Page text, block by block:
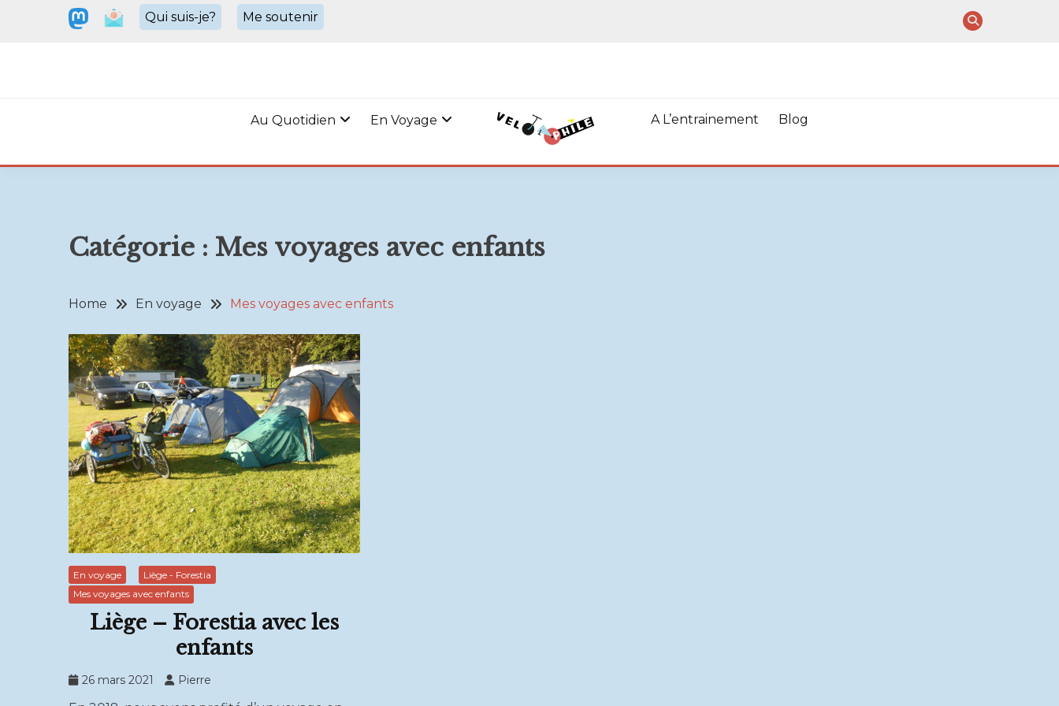
Qui suis-je? Me soutenir
Au Quotidien En Voyage A L’entrainement Blog
Catégorie : Mes voyages avec enfants
Home En voyage Mes voyages avec enfants
En voyage
Liège - Forestia
Mes voyages avec enfants
Liège – Forestia avec les
enfants
26 mars 2021 Pierre